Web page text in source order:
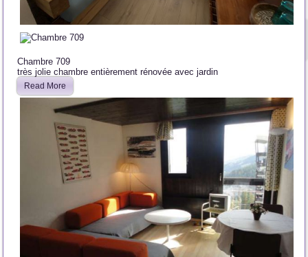
Chambre 709
très jolie chambre entièrement rénovée avec jardin
Read More